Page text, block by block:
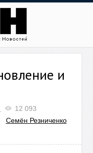
и
12 093
Семён Резниченко